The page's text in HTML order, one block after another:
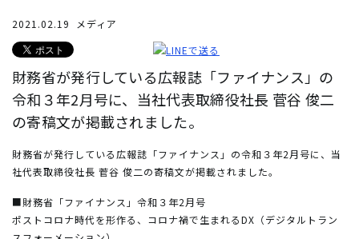
2021.02.19 メディア
財務省が発行している広報誌「ファイナンス」の
令和３年2月号に、当社代表取締役社長 菅谷 俊二
の寄稿文が掲載されました。
財務省が発行している広報誌「ファイナンス」の令和３年2月号に、当
社代表取締役社長 菅谷 俊二の寄稿文が掲載されました。
■財務省「ファイナンス」令和３年2月号
ポストコロナ時代を形作る、コロナ禍で生まれるDX（デジタルトラン